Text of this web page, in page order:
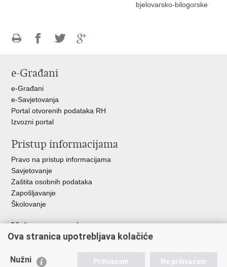
bjelovarsko-bilogorske
FacebookuTwitteru
e-Građani
e-Građani
e-Savjetovanja
Portal otvorenih podataka RH
Izvozni portal
Pristup informacijama
Pravo na pristup informacijama
Savjetovanje
Zaštita osobnih podataka
Zapošljavanje
Školovanje
Važne poveznice
Ministarstvo unutarnjih poslova
Udruge
Ova stranica upotrebljava kolačiće
Nužni Prihvaćam Ne prihvaćam